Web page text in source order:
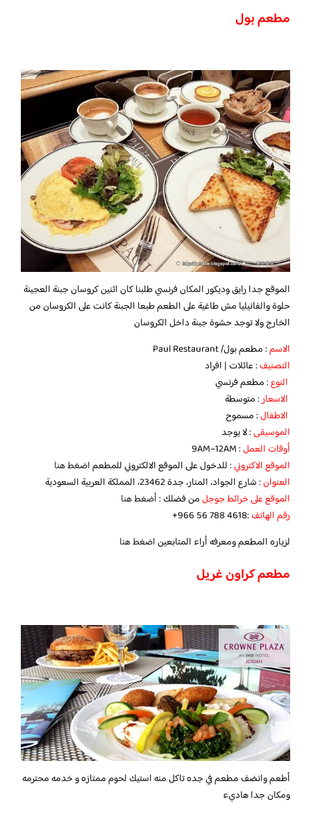
مطعم بول
الموقع جدا رايق وديكور المكان فرنسي طلبنا كان اثنين كروسان جبنة العجينة
حلوة والفانيليا مش طاغية على الطعم طبعا الجبنة كانت على الكروسان من
الخارج ولا توجد حشوة جبنة داخل الكروسان
الاسم: مطعم بول/ Paul Restaurant
التصنيف: عائلات | افراد
النوع: مطعم فرنسي
الاسعار: متوسطة
الاطفال: مسموح
الموسيقى: لا يوجد
أوقات العمل: 9AM–12AM
الموقع الاكتروني: للدخول على الموقع الالكتروني للمطعماضغط هنا
العنوان: شارع الجواد، المنار، جدة 23462، المملكة العربية السعودية
الموقع على خرائط جوجلمن فضلك :أضغط هنا
رقم الهاتف:‏‪ ‏‪+966 56 788 4618‬‏
لزياره المطعم ومعرفه أراء المتابعيناضغط هنا
مطعم كراون غريل
أطعم وانضف مطعم في جده تاكل منه استيك لحوم ممتازه و خدمه محترمه
ومكان جدا هاديء